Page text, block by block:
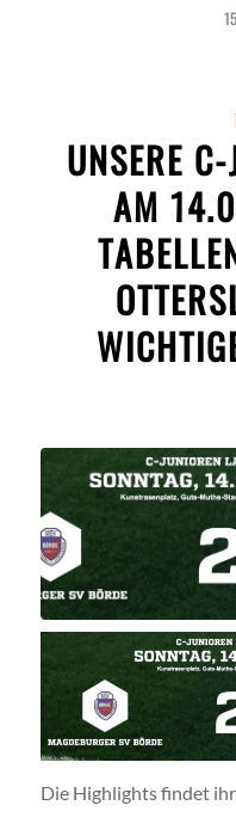
UNSERE
AM
Die Highlights findet